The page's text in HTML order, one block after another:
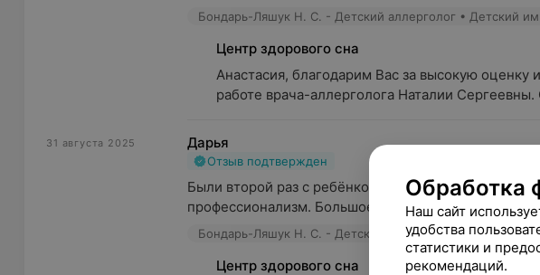
Бондарь-Ляшук Н. С. - Детский аллерголог • Детский
Центр здорового сна
Анастасия, благодарим Вас за высокую оценку
работе врача-аллерголога Наталии
31 августа 2025 Дарья
Отзыв подтвержден
Были второй раз с ребёнком у аллерголога, врачу
профессионализм. Большое НО к сервису. Для  чего
Бондарь-Ляшук Н. С. - Детский аллерголог • Детский
Центр здорового сна
Обработка
Наш сайт
удобства
статистики и
рекомендаций.